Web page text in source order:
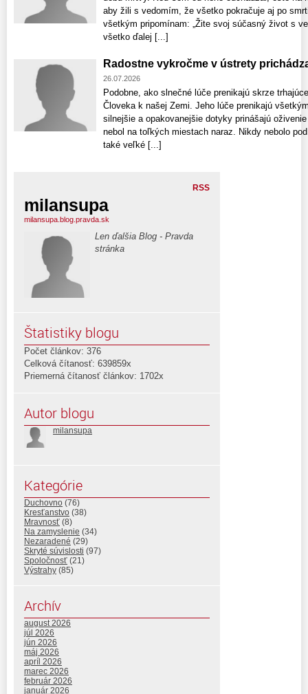
aby žili s vedomím, že všetko pokračuje aj po
všetkým pripomínam: „Žite svoj súčasný život s
všetko ďalej [...]
Radostne vykročme v ústrety
26.07.2026
Podobne, ako slnečné lúče prenikajú skrze
Človeka k našej Zemi. Jeho lúče prenikajú
silnejšie a opakovanejšie dotyky prinášajú
nebol na toľkých miestach naraz. Nikdy nebolo
také veľké [...]
RSS
milansupa
milansupa.blog.pravda.sk
Len ďalšia Blog - Pravda
stránka
Štatistiky blogu
Počet článkov: 376
Celková čítanosť: 639859x
Priemerná čítanosť článkov: 1702x
Autor blogu
milansupa
Kategórie
Duchovno (76)
Kresťanstvo (38)
Mravnosť (8)
Na zamyslenie (34)
Nezaradené (29)
Skryté súvislosti (97)
Spoločnosť (21)
Výstrahy (85)
Archív
august 2026
júl 2026
jún 2026
máj 2026
apríl 2026
marec 2026
február 2026
január 2026